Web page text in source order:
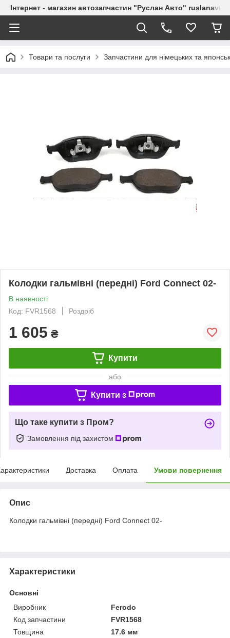
Інтернет - магазин автозапчастин "Руслан Авто"
Товари та послуги Запчастини для німецьких та
Колодки гальмівні (передні) Ford Connect 02-
В наявності
Код: FVR1568
Роздріб
1 605 ₴
Купити
або
Купити з
Що таке купити з Пром?
Замовлення під захистом
Доставка Оплата Умови повернення
Опис
Колодки гальмівні (передні) Ford Connect 02-
Характеристики
Основні
Виробник
Ferodo
Код запчастини
FVR1568
Товщина
17.6 мм